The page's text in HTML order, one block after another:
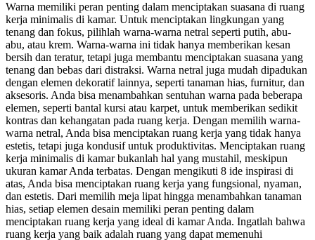
Warna memiliki peran penting dalam menciptakan suasana di ruang
kerja minimalis di kamar. Untuk menciptakan lingkungan yang
tenang dan fokus, pilihlah warna-warna netral seperti putih, abu-
abu, atau krem. Warna-warna ini tidak hanya memberikan kesan
bersih dan teratur, tetapi juga membantu menciptakan suasana yang
tenang dan bebas dari distraksi. Warna netral juga mudah dipadukan
dengan elemen dekoratif lainnya, seperti tanaman hias, furnitur, dan
aksesoris. Anda bisa menambahkan sentuhan warna pada beberapa
elemen, seperti bantal kursi atau karpet, untuk memberikan sedikit
kontras dan kehangatan pada ruang kerja. Dengan memilih warna-
warna netral, Anda bisa menciptakan ruang kerja yang tidak hanya
estetis, tetapi juga kondusif untuk produktivitas. Menciptakan ruang
kerja minimalis di kamar bukanlah hal yang mustahil, meskipun
ukuran kamar Anda terbatas. Dengan mengikuti 8 ide inspirasi di
atas, Anda bisa menciptakan ruang kerja yang fungsional, nyaman,
dan estetis. Dari memilih meja lipat hingga menambahkan tanaman
hias, setiap elemen desain memiliki peran penting dalam
menciptakan ruang kerja yang ideal di kamar Anda. Ingatlah bahwa
ruang kerja yang baik adalah ruang yang dapat memenuhi